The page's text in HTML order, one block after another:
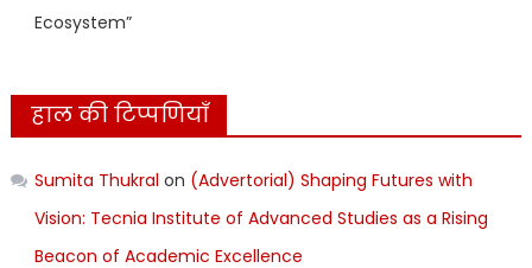
Ecosystem”
हाल की टिप्पणियाँ
Sumita Thukral on (Advertorial) Shaping Futures with
Vision: Tecnia Institute of Advanced Studies as a Rising
Beacon of Academic Excellence